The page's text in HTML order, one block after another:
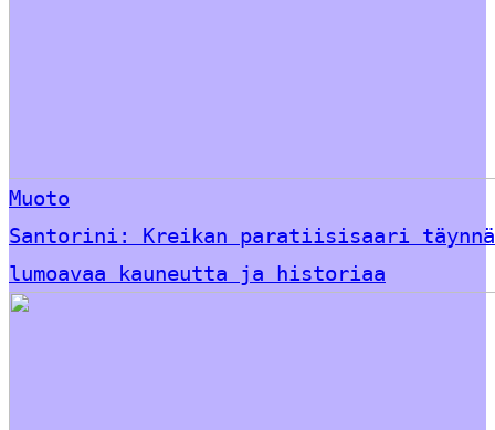
Muoto
Santorini: Kreikan paratiisisaari täynnä
lumoavaa kauneutta ja historiaa